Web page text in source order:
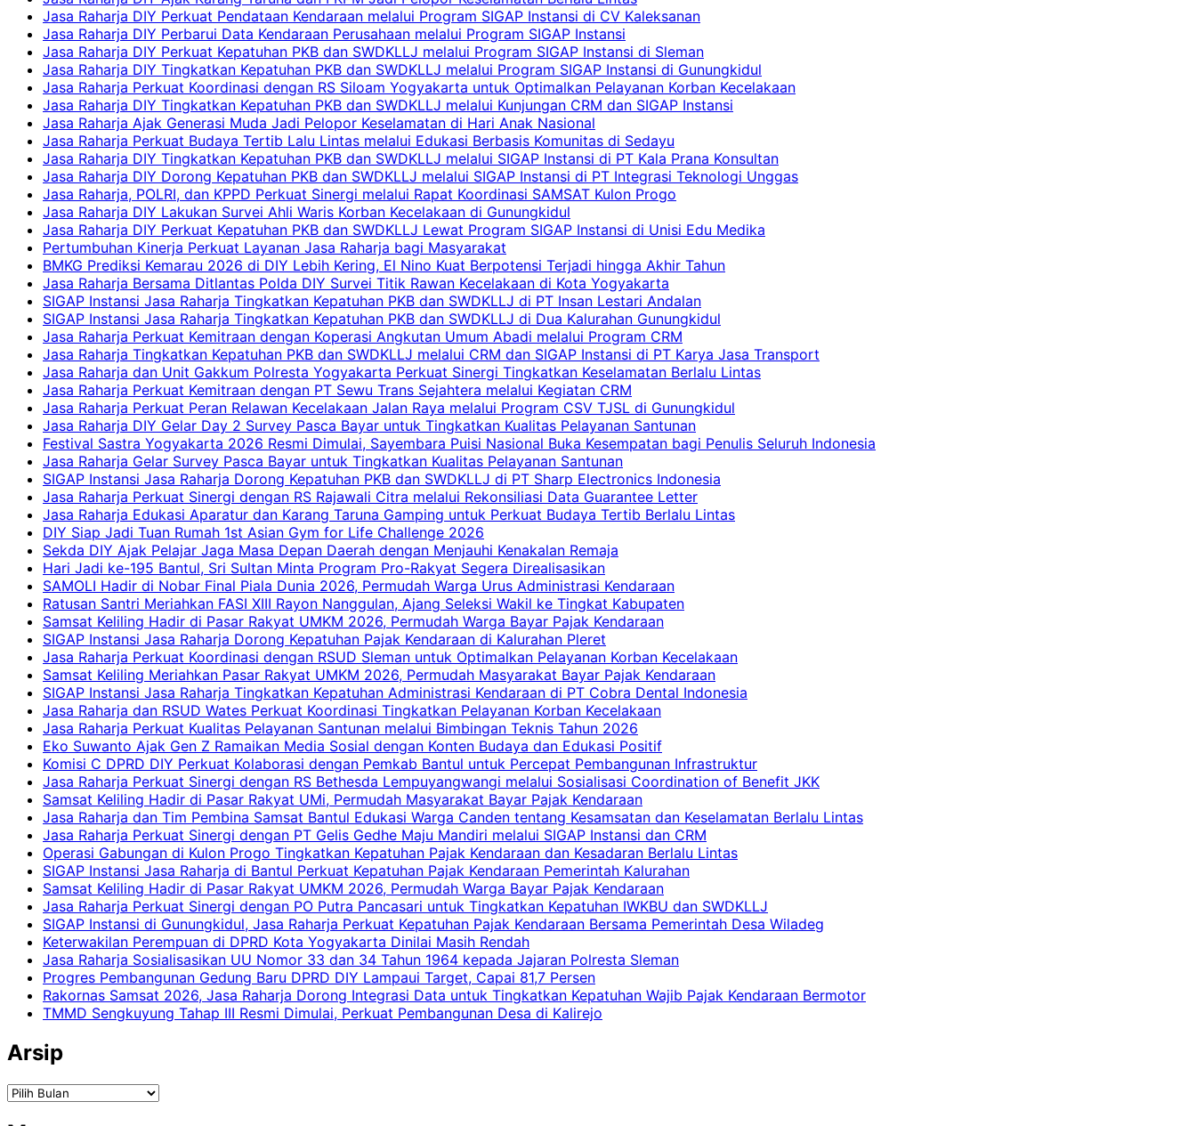
Jasa Raharja DIY Perkuat Pendataan Kendaraan melalui Program SIGAP Instansi di CV Kaleksanan
Jasa Raharja DIY Perbarui Data Kendaraan Perusahaan melalui Program SIGAP Instansi
Jasa Raharja DIY Perkuat Kepatuhan PKB dan SWDKLLJ melalui Program SIGAP Instansi di Sleman
Jasa Raharja DIY Tingkatkan Kepatuhan PKB dan SWDKLLJ melalui Program SIGAP Instansi di Gunungkidul
Jasa Raharja Perkuat Koordinasi dengan RS Siloam Yogyakarta untuk Optimalkan Pelayanan Korban Kecelakaan
Jasa Raharja DIY Tingkatkan Kepatuhan PKB dan SWDKLLJ melalui Kunjungan CRM dan SIGAP Instansi
Jasa Raharja Ajak Generasi Muda Jadi Pelopor Keselamatan di Hari Anak Nasional
Jasa Raharja Perkuat Budaya Tertib Lalu Lintas melalui Edukasi Berbasis Komunitas di Sedayu
Jasa Raharja DIY Tingkatkan Kepatuhan PKB dan SWDKLLJ melalui SIGAP Instansi di PT Kala Prana Konsultan
Jasa Raharja DIY Dorong Kepatuhan PKB dan SWDKLLJ melalui SIGAP Instansi di PT Integrasi Teknologi Unggas
Jasa Raharja, POLRI, dan KPPD Perkuat Sinergi melalui Rapat Koordinasi SAMSAT Kulon Progo
Jasa Raharja DIY Lakukan Survei Ahli Waris Korban Kecelakaan di Gunungkidul
Jasa Raharja DIY Perkuat Kepatuhan PKB dan SWDKLLJ Lewat Program SIGAP Instansi di Unisi Edu Medika
Pertumbuhan Kinerja Perkuat Layanan Jasa Raharja bagi Masyarakat
BMKG Prediksi Kemarau 2026 di DIY Lebih Kering, El Nino Kuat Berpotensi Terjadi hingga Akhir Tahun
Jasa Raharja Bersama Ditlantas Polda DIY Survei Titik Rawan Kecelakaan di Kota Yogyakarta
SIGAP Instansi Jasa Raharja Tingkatkan Kepatuhan PKB dan SWDKLLJ di PT Insan Lestari Andalan
SIGAP Instansi Jasa Raharja Tingkatkan Kepatuhan PKB dan SWDKLLJ di Dua Kalurahan Gunungkidul
Jasa Raharja Perkuat Kemitraan dengan Koperasi Angkutan Umum Abadi melalui Program CRM
Jasa Raharja Tingkatkan Kepatuhan PKB dan SWDKLLJ melalui CRM dan SIGAP Instansi di PT Karya Jasa Transport
Jasa Raharja dan Unit Gakkum Polresta Yogyakarta Perkuat Sinergi Tingkatkan Keselamatan Berlalu Lintas
Jasa Raharja Perkuat Kemitraan dengan PT Sewu Trans Sejahtera melalui Kegiatan CRM
Jasa Raharja Perkuat Peran Relawan Kecelakaan Jalan Raya melalui Program CSV TJSL di Gunungkidul
Jasa Raharja DIY Gelar Day 2 Survey Pasca Bayar untuk Tingkatkan Kualitas Pelayanan Santunan
Festival Sastra Yogyakarta 2026 Resmi Dimulai, Sayembara Puisi Nasional Buka Kesempatan bagi Penulis Seluruh Indonesia
Jasa Raharja Gelar Survey Pasca Bayar untuk Tingkatkan Kualitas Pelayanan Santunan
SIGAP Instansi Jasa Raharja Dorong Kepatuhan PKB dan SWDKLLJ di PT Sharp Electronics Indonesia
Jasa Raharja Perkuat Sinergi dengan RS Rajawali Citra melalui Rekonsiliasi Data Guarantee Letter
Jasa Raharja Edukasi Aparatur dan Karang Taruna Gamping untuk Perkuat Budaya Tertib Berlalu Lintas
DIY Siap Jadi Tuan Rumah 1st Asian Gym for Life Challenge 2026
Sekda DIY Ajak Pelajar Jaga Masa Depan Daerah dengan Menjauhi Kenakalan Remaja
Hari Jadi ke-195 Bantul, Sri Sultan Minta Program Pro-Rakyat Segera Direalisasikan
SAMOLI Hadir di Nobar Final Piala Dunia 2026, Permudah Warga Urus Administrasi Kendaraan
Ratusan Santri Meriahkan FASI XIII Rayon Nanggulan, Ajang Seleksi Wakil ke Tingkat Kabupaten
Samsat Keliling Hadir di Pasar Rakyat UMKM 2026, Permudah Warga Bayar Pajak Kendaraan
SIGAP Instansi Jasa Raharja Dorong Kepatuhan Pajak Kendaraan di Kalurahan Pleret
Jasa Raharja Perkuat Koordinasi dengan RSUD Sleman untuk Optimalkan Pelayanan Korban Kecelakaan
Samsat Keliling Meriahkan Pasar Rakyat UMKM 2026, Permudah Masyarakat Bayar Pajak Kendaraan
SIGAP Instansi Jasa Raharja Tingkatkan Kepatuhan Administrasi Kendaraan di PT Cobra Dental Indonesia
Jasa Raharja dan RSUD Wates Perkuat Koordinasi Tingkatkan Pelayanan Korban Kecelakaan
Jasa Raharja Perkuat Kualitas Pelayanan Santunan melalui Bimbingan Teknis Tahun 2026
Eko Suwanto Ajak Gen Z Ramaikan Media Sosial dengan Konten Budaya dan Edukasi Positif
Komisi C DPRD DIY Perkuat Kolaborasi dengan Pemkab Bantul untuk Percepat Pembangunan Infrastruktur
Jasa Raharja Perkuat Sinergi dengan RS Bethesda Lempuyangwangi melalui Sosialisasi Coordination of Benefit JKK
Samsat Keliling Hadir di Pasar Rakyat UMi, Permudah Masyarakat Bayar Pajak Kendaraan
Jasa Raharja dan Tim Pembina Samsat Bantul Edukasi Warga Canden tentang Kesamsatan dan Keselamatan Berlalu Lintas
Jasa Raharja Perkuat Sinergi dengan PT Gelis Gedhe Maju Mandiri melalui SIGAP Instansi dan CRM
Operasi Gabungan di Kulon Progo Tingkatkan Kepatuhan Pajak Kendaraan dan Kesadaran Berlalu Lintas
SIGAP Instansi Jasa Raharja di Bantul Perkuat Kepatuhan Pajak Kendaraan Pemerintah Kalurahan
Samsat Keliling Hadir di Pasar Rakyat UMKM 2026, Permudah Warga Bayar Pajak Kendaraan
Jasa Raharja Perkuat Sinergi dengan PO Putra Pancasari untuk Tingkatkan Kepatuhan IWKBU dan SWDKLLJ
SIGAP Instansi di Gunungkidul, Jasa Raharja Perkuat Kepatuhan Pajak Kendaraan Bersama Pemerintah Desa Wiladeg
Keterwakilan Perempuan di DPRD Kota Yogyakarta Dinilai Masih Rendah
Jasa Raharja Sosialisasikan UU Nomor 33 dan 34 Tahun 1964 kepada Jajaran Polresta Sleman
Progres Pembangunan Gedung Baru DPRD DIY Lampaui Target, Capai 81,7 Persen
Rakornas Samsat 2026, Jasa Raharja Dorong Integrasi Data untuk Tingkatkan Kepatuhan Wajib Pajak Kendaraan Bermotor
TMMD Sengkuyung Tahap III Resmi Dimulai, Perkuat Pembangunan Desa di Kalirejo
Arsip
Arsip